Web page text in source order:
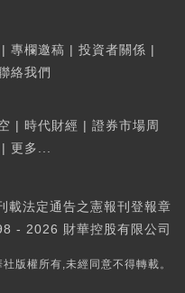
| 專欄邀稿 | 投資者關係 |
絡我們
| 時代財經 | 證券市場周
| 更多...
載法定通告之憲報刊登報章
- 2026 財華控股有限公司
版權所有,未經同意不得轉載。